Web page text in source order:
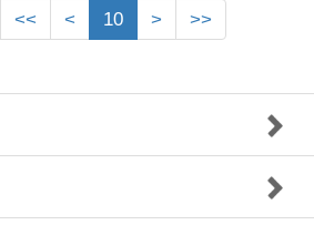
<< < 10 > >>